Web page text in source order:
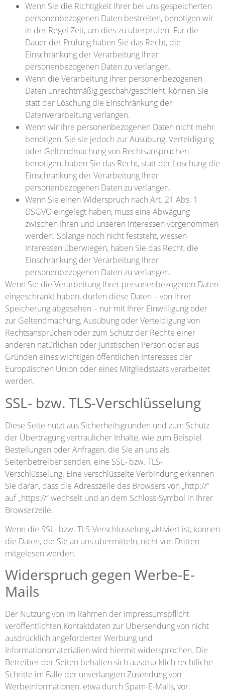
Wenn Sie die Richtigkeit Ihrer bei uns gespeicherten
personenbezogenen Daten bestreiten, benötigen wir
in der Regel Zeit, um dies zu überprüfen. Für die
Dauer der Prüfung haben Sie das Recht, die
Einschränkung der Verarbeitung Ihrer
personenbezogenen Daten zu verlangen.
Wenn die Verarbeitung Ihrer personenbezogenen
Daten unrechtmäßig geschah/geschieht, können Sie
statt der Löschung die Einschränkung der
Datenverarbeitung verlangen.
Wenn wir Ihre personenbezogenen Daten nicht mehr
benötigen, Sie sie jedoch zur Ausübung, Verteidigung
oder Geltendmachung von Rechtsansprüchen
benötigen, haben Sie das Recht, statt der Löschung die
Einschränkung der Verarbeitung Ihrer
personenbezogenen Daten zu verlangen.
Wenn Sie einen Widerspruch nach Art. 21 Abs. 1
DSGVO eingelegt haben, muss eine Abwägung
zwischen Ihren und unseren Interessen vorgenommen
werden. Solange noch nicht feststeht, wessen
Interessen überwiegen, haben Sie das Recht, die
Einschränkung der Verarbeitung Ihrer
personenbezogenen Daten zu verlangen.
Wenn Sie die Verarbeitung Ihrer personenbezogenen Daten
eingeschränkt haben, dürfen diese Daten – von ihrer
Speicherung abgesehen – nur mit Ihrer Einwilligung oder
zur Geltendmachung, Ausübung oder Verteidigung von
Rechtsansprüchen oder zum Schutz der Rechte einer
anderen natürlichen oder juristischen Person oder aus
Gründen eines wichtigen öffentlichen Interesses der
Europäischen Union oder eines Mitgliedstaats verarbeitet
werden.
SSL- bzw. TLS-Verschlüsselung
Diese Seite nutzt aus Sicherheitsgründen und zum Schutz
der Übertragung vertraulicher Inhalte, wie zum Beispiel
Bestellungen oder Anfragen, die Sie an uns als
Seitenbetreiber senden, eine SSL- bzw. TLS-
Verschlüsselung. Eine verschlüsselte Verbindung erkennen
Sie daran, dass die Adresszeile des Browsers von „http://“
auf „https://“ wechselt und an dem Schloss-Symbol in Ihrer
Browserzeile.
Wenn die SSL- bzw. TLS-Verschlüsselung aktiviert ist, können
die Daten, die Sie an uns übermitteln, nicht von Dritten
mitgelesen werden.
Widerspruch gegen Werbe-E-
Mails
Der Nutzung von im Rahmen der Impressumspflicht
veröffentlichten Kontaktdaten zur Übersendung von nicht
ausdrücklich angeforderter Werbung und
Informationsmaterialien wird hiermit widersprochen. Die
Betreiber der Seiten behalten sich ausdrücklich rechtliche
Schritte im Falle der unverlangten Zusendung von
Werbeinformationen, etwa durch Spam-E-Mails, vor.